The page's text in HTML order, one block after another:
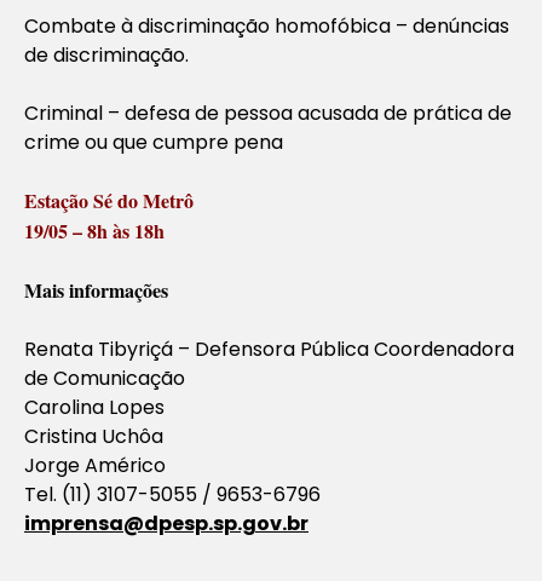
Combate à discriminação homofóbica – denúncias
de discriminação.
Criminal – defesa de pessoa acusada de prática de
crime ou que cumpre pena
Estação Sé do Metrô
19/05 – 8h às 18h
Mais informações
Renata Tibyriçá – Defensora Pública Coordenadora
de Comunicação
Carolina Lopes
Cristina Uchôa
Jorge Américo
Tel. (11) 3107-5055 / 9653-6796
imprensa@dpesp.sp.gov.br